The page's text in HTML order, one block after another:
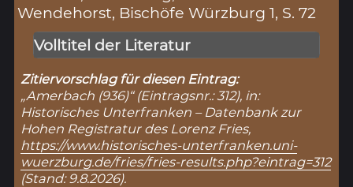
Wendehorst, Bischöfe Würzburg 1, S. 72
Volltitel der Literatur
Zitiervorschlag für diesen Eintrag:
„Amerbach (936)“ (Eintragsnr.: 312), in:
Historisches Unterfranken – Datenbank zur
Hohen Registratur des Lorenz Fries,
https://www.historisches-unterfranken.uni-
wuerzburg.de/fries/fries-results.php?eintrag=312
(Stand: 9.8.2026).